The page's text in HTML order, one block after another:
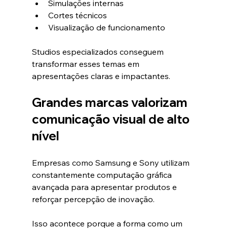
Simulações internas
Cortes técnicos
Visualização de funcionamento
Studios especializados conseguem
transformar esses temas em
apresentações claras e impactantes.
Grandes marcas valorizam
comunicação visual de alto
nível
Empresas como Samsung e Sony utilizam
constantemente computação gráfica
avançada para apresentar produtos e
reforçar percepção de inovação.
Isso acontece porque a forma como um